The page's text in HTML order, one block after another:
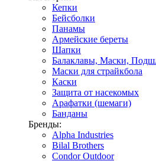
Кепки
Бейсболки
Панамы
Армейские береты
Шапки
Балаклавы, Маски,
Маски для страйкбола
Каски
Защита от насекомых
Арафатки (шемаги)
Банданы
Бренды:
Alpha Industries
Bilal Brothers
Condor Outdoor